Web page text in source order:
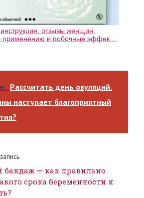
отзывы женщин,
применению и побочные эффек…
Рассчитать день овуляций.
наступает благоприятный
бандаж — как правильно
срока беременности и